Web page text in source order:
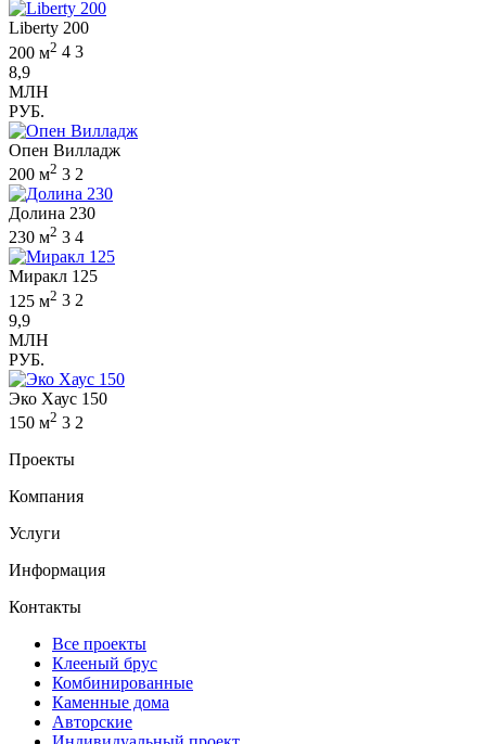
Liberty 200
200 м2 4 3
8,9
МЛН
РУБ.
Опен Вилладж
200 м2 3 2
Долина 230
230 м2 3 4
Миракл 125
125 м2 3 2
9,9
МЛН
РУБ.
Эко Хаус 150
150 м2 3 2
Проекты
Компания
Услуги
Информация
Контакты
Все проекты
Клееный брус
Комбинированные
Каменные дома
Авторские